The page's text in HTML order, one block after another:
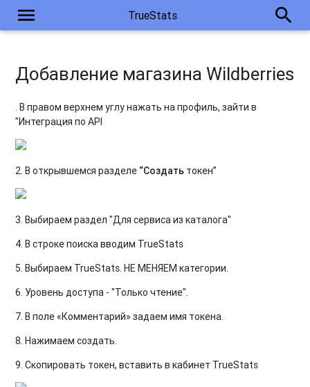
menu TrueStats search
Добавление магазина Wildberries
. В правом верхнем углу нажать на профиль, зайти в
"Интеграция по API
2. В открывшемся разделе “Создать токен”
3. Выбираем раздел "Для сервиса из каталога"
4. В строке поиска вводим TrueStats
5. Выбираем TrueStats. НЕ МЕНЯЕМ категории.
6. Уровень доступа - "Только чтение".
7. В поле «Комментарий» задаем имя токена.
8. Нажимаем создать.
9. Скопировать токен, вставить в кабинет TrueStats